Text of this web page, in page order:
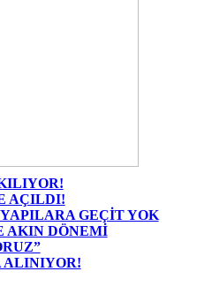
AÇILDI!
GEÇİT YOK
AKIN DÖNEMİ
ALINIYOR!